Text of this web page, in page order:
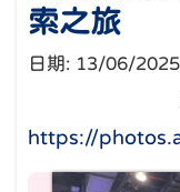
索之旅
日期: 13/06/2025
https://